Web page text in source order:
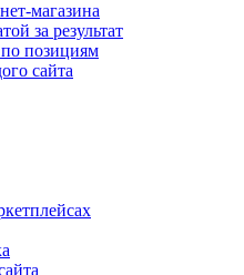
магазина
за результат
позициям
сайта